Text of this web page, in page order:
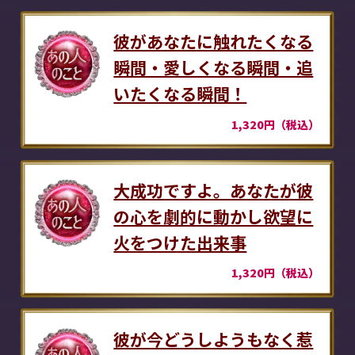
彼があなたに触れたくなる
瞬間・愛しくなる瞬間・追
いたくなる瞬間！
1,320円（税込）
大成功ですよ。あなたが彼
の心を劇的に動かし欲望に
火をつけた出来事
1,320円（税込）
彼が今どうしようもなく惹